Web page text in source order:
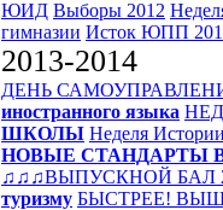
ЮИД Выборы 2012
гимназии Исток ЮПП
2013-2014
ДЕНЬ
иностранного языка
ШКОЛЫ Неделя
НОВЫЕ СТАНДАРТЫ
♫♫♫ВЫПУСКНОЙ БАЛ
туризму БЫСТРЕЕ!